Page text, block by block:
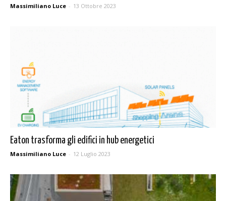
Massimiliano Luce - 13 Ottobre 2023
Eaton trasforma gli edifici in hub energetici
Massimiliano Luce - 12 Luglio 2023